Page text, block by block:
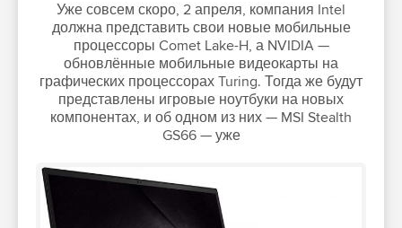
Уже совсем скоро, 2 апреля, компания Intel
должна представить свои новые мобильные
процессоры Comet Lake-H, а NVIDIA —
обновлённые мобильные видеокарты на
графических процессорах Turing. Тогда же будут
представлены игровые ноутбуки на новых
компонентах, и об одном из них — MSI Stealth
GS66 — уже